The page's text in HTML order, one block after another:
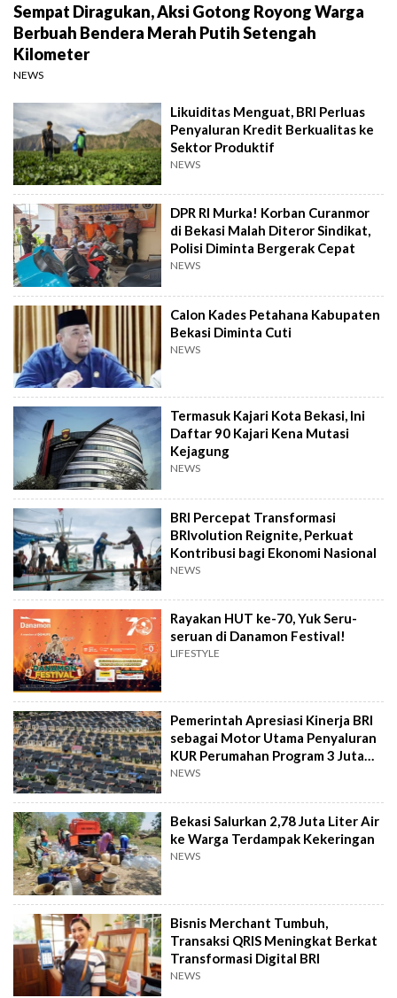
Sempat Diragukan, Aksi Gotong Royong Warga
Berbuah Bendera Merah Putih Setengah
Kilometer
NEWS
Likuiditas Menguat, BRI Perluas
Penyaluran Kredit Berkualitas ke
Sektor Produktif
NEWS
DPR RI Murka! Korban Curanmor
di Bekasi Malah Diteror Sindikat,
Polisi Diminta Bergerak Cepat
NEWS
Calon Kades Petahana Kabupaten
Bekasi Diminta Cuti
NEWS
Termasuk Kajari Kota Bekasi, Ini
Daftar 90 Kajari Kena Mutasi
Kejagung
NEWS
BRI Percepat Transformasi
BRIvolution Reignite, Perkuat
Kontribusi bagi Ekonomi Nasional
NEWS
Rayakan HUT ke-70, Yuk Seru-
seruan di Danamon Festival!
LIFESTYLE
Pemerintah Apresiasi Kinerja BRI
sebagai Motor Utama Penyaluran
KUR Perumahan Program 3 Juta
Rumah
NEWS
Bekasi Salurkan 2,78 Juta Liter Air
ke Warga Terdampak Kekeringan
NEWS
Bisnis Merchant Tumbuh,
Transaksi QRIS Meningkat Berkat
Transformasi Digital BRI
NEWS